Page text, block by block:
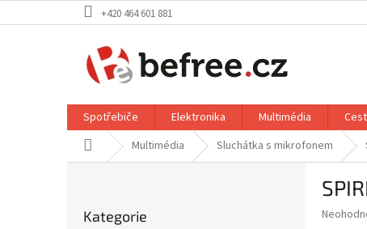
na
+420 464 601 881
Spotřebiče Elektronika Multimédia
Domů Multimédia Sluchátka s mikrofonem
kategorie
Kategorie